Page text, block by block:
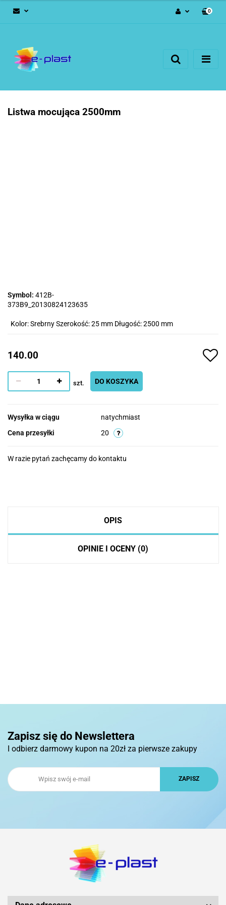
Dodaj zgłoszenie
0
Listwa mocująca 2500mm
Symbol: 412B-
373B9_20130824123635
Kolor: Srebrny Szerokość: 25 mm Długość: 2500 mm
140.00
szt. DO KOSZYKA
Wysyłka w ciągu
natychmiast
Cena przesyłki
20
W razie pytań zachęcamy do kontaktu
OPIS
OPINIE I OCENY (0)
Zapisz się do Newslettera
I odbierz darmowy kupon na 20zł za pierwsze zakupy